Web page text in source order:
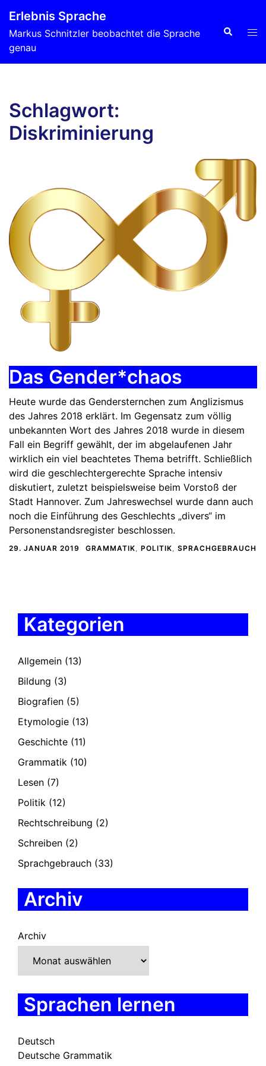
Inhalt
springen
Erlebnis Sprache
Markus Schnitzler beobachtet die Sprache
genau
Suche
Schlagwort:
Diskriminierung
Das Gender*chaos
Heute wurde das Gendersternchen zum Anglizismus
des Jahres 2018 erklärt. Im Gegensatz zum völlig
unbekannten Wort des Jahres 2018 wurde in diesem
Fall ein Begriff gewählt, der im abgelaufenen Jahr
wirklich ein viel beachtetes Thema betrifft. Schließlich
wird die geschlechtergerechte Sprache intensiv
diskutiert, zuletzt beispielsweise beim Vorstoß der
Stadt Hannover. Zum Jahreswechsel wurde dann auch
noch die Einführung des Geschlechts „divers“ im
Personenstandsregister beschlossen.
29. JANUAR 2019 GRAMMATIK POLITIK SPRACHGEBRAUCH
Kategorien
Allgemein (13)
Bildung (3)
Biografien (5)
Etymologie (13)
Geschichte (11)
Grammatik (10)
Lesen (7)
Politik (12)
Rechtschreibung (2)
Schreiben (2)
Sprachgebrauch (33)
Archiv
Archiv
Sprachen lernen
Deutsch
Deutsche Grammatik